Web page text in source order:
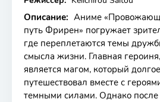
Описание: Аниме
путь Фрирен» погружает
где переплетаются темы
смысла жизни. Главная
является магом, который
путешествовал вместе с
темными силами. Однако